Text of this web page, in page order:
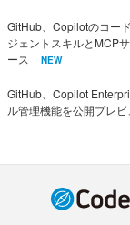
GitHub、Copilotのコー
ジェントスキルとMCP
ース
NEW
GitHub、Copilot
ル管理機能を公開プレビ